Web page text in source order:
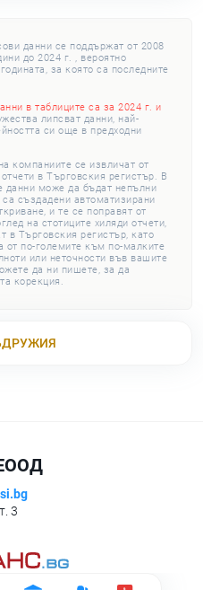
данни се поддържат от 2008
до 2024 г. , вероятно
за която са последните
в таблиците са за 2024 г. и
липсват данни, най-
си още в предходни
компаниите се извличат от
в Търговския регистър. В
данни може да бъдат непълни
създадени автоматизирани
и те се поправят от
на стотиците хиляди отчети,
в Търговския регистър, като
от по-големите към по-малките
или неточности във вашите
да ни пишете, за да
корекция.
3